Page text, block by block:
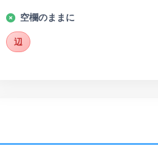
空欄のままに
辺